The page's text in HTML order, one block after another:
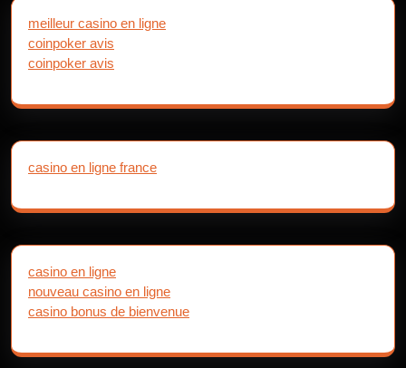
meilleur casino en ligne
coinpoker avis
coinpoker avis
casino en ligne france
casino en ligne
nouveau casino en ligne
casino bonus de bienvenue